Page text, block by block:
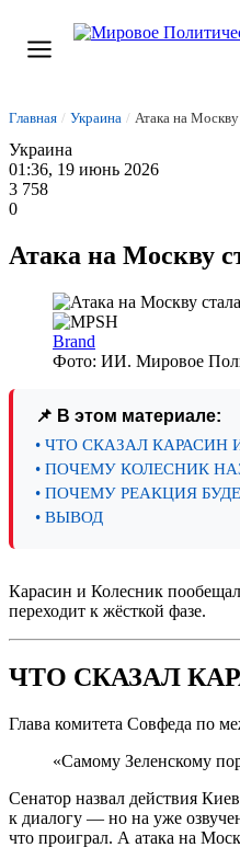
Главная / Украина / Атака на
Украина
01:36, 19 июнь 2026
3 758
0
Атака на Москву
Brand
Фото: ИИ. Мировое
📌 В этом материале:
• ЧТО СКАЗАЛ
• ПОЧЕМУ КОЛЕСНИК
• ПОЧЕМУ РЕАКЦИЯ
• ВЫВОД
Карасин и Колесник
переходит к жёсткой фазе.
ЧТО СКАЗАЛ
Глава комитета Совфеда по
«Самому Зеленскому
Сенатор назвал действия
к диалогу — но на уже
что проиграл. А атака на